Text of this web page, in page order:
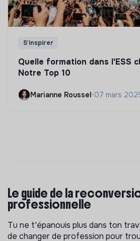
S'inspirer
Quelle formation dans l'ESS
Notre Top 10
Marianne Roussel•07 mars
Le guide de la
professionnelle
Tu ne t'épanouis plus dans ton
de changer de profession pour